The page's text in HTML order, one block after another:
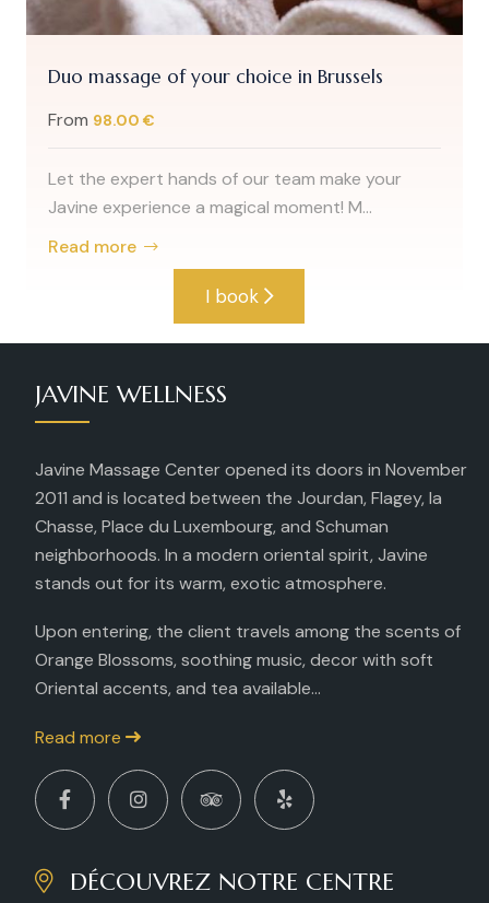
Duo massage of your choice in Brussels
From 98.00 €
Let the expert hands of our team make your
Javine experience a magical moment! M...
Read more
I book
JAVINE WELLNESS
Javine Massage Center opened its doors in November
2011 and is located between the Jourdan, Flagey, la
Chasse, Place du Luxembourg, and Schuman
neighborhoods. In a modern oriental spirit, Javine
stands out for its warm, exotic atmosphere.
Upon entering, the client travels among the scents of
Orange Blossoms, soothing music, decor with soft
Oriental accents, and tea available...
Read more
DÉCOUVREZ NOTRE CENTRE